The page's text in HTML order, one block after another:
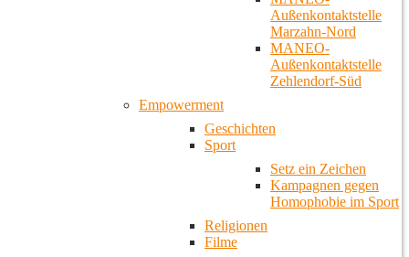
Außenkontaktstelle
Marzahn-Nord
MANEO-
Außenkontaktstelle
Zehlendorf-Süd
Empowerment
Geschichten
Sport
Setz ein Zeichen
Kampagnen gegen
Homophobie im Sport
Religionen
Filme